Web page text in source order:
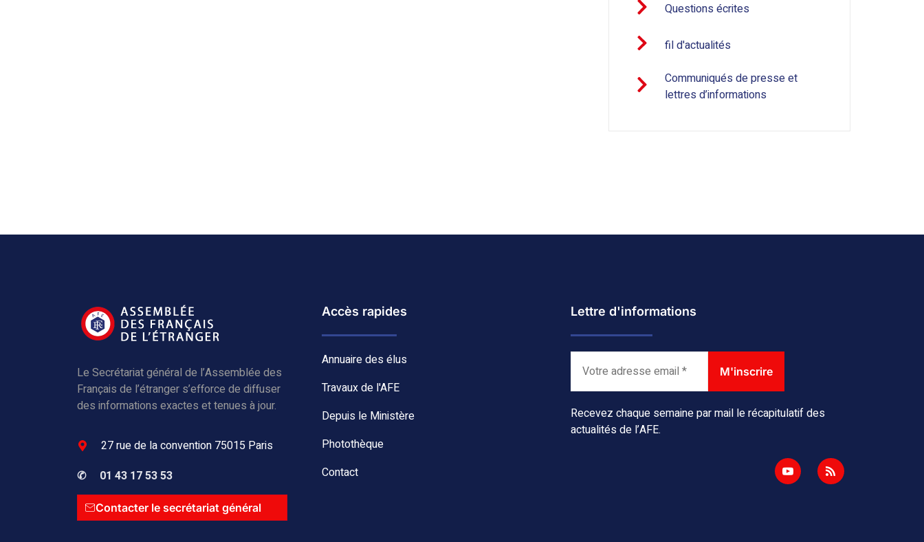
Questions écrites
fil d'actualités
Communiqués de presse et
lettres d’informations
Le Secrétariat général de l’Assemblée des
Français de l’étranger s’efforce de diffuser
des informations exactes et tenues à jour.
27 rue de la convention 75015 Paris
✆01 43 17 53 53
Contacter le secrétariat général
Accès rapides
Annuaire des élus
Travaux de l'AFE
Depuis le Ministère
Photothèque
Contact
Lettre d'informations
Recevez chaque semaine par mail le récapitulatif des
actualités de l’AFE.